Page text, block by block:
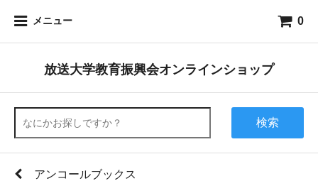
メニュー 0
放送大学教育振興会オンラインショップ
検索
アンコールブックス